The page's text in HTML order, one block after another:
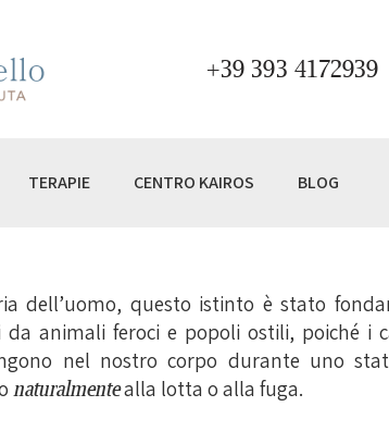
+39 393 4172939
TERAPIE CENTRO KAIROS BLOG
dell’uomo, questo istinto è stato
da animali feroci e popoli ostili, poiché i
nel nostro corpo durante uno
naturalmentealla lotta o alla fuga.